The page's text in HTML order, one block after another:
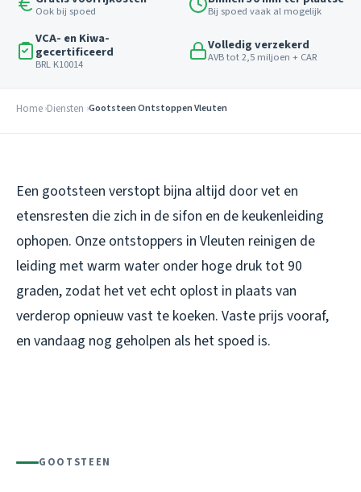
Ook bij spoed Bij spoed vaak al mogelijk
VCA- en Kiwa-
gecertificeerd
BRL K10014
Volledig verzekerd
AVB tot 2,5 miljoen + CAR
Home Diensten Gootsteen Ontstoppen Vleuten
Een gootsteen verstopt bijna altijd door vet en
etensresten die zich in de sifon en de keukenleiding
ophopen. Onze ontstoppers in Vleuten reinigen de
leiding met warm water onder hoge druk tot 90
graden, zodat het vet echt oplost in plaats van
verderop opnieuw vast te koeken. Vaste prijs vooraf,
en vandaag nog geholpen als het spoed is.
GOOTSTEEN